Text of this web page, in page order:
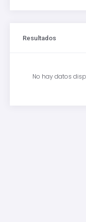
Resultados
No hay datos